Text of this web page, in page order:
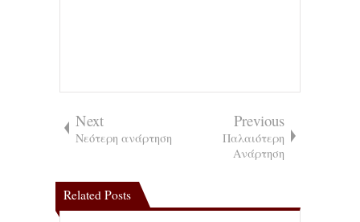
Next
Νεότερη ανάρτηση
Previous
Παλαιότερη
Ανάρτηση
Related Posts